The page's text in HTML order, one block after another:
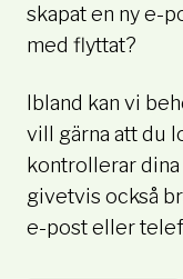
skapat en ny e-
med flyttat?
Ibland kan vi
vill gärna att du
kontrollerar
givetvis också
e-post eller